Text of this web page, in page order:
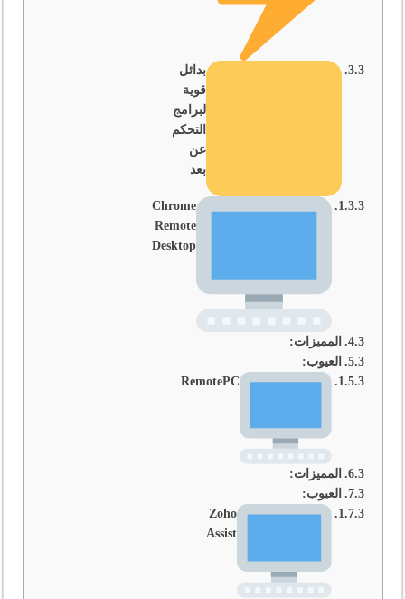
بدائل
قوية
لبرامج
التحكم
عن
بعد
Chrome
Remote
Desktop
المميزات:
العيوب:
RemotePC
المميزات:
العيوب:
Zoho
Assist